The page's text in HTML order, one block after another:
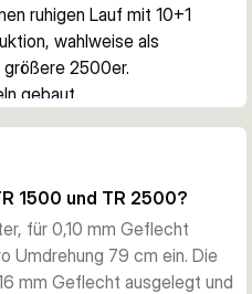
ruhigen Lauf mit 10+1
wahlweise als
2500er.
gebaut
kombiniert einen
und einen
Formstabilität unter Last.
Gewicht niedrig, während
1500 und TR 2500?
für 0,10 mm Geflecht
Umdrehung 79 cm ein. Die
mm Geflecht ausgelegt und